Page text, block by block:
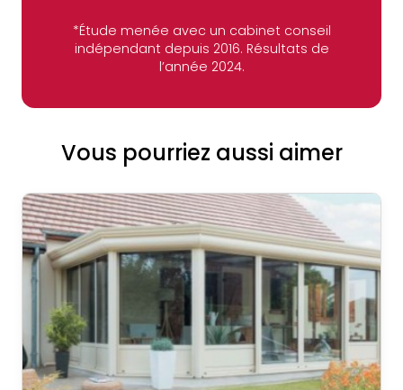
*Étude menée avec un cabinet conseil
indépendant depuis 2016. Résultats de
l’année 2024.
Vous pourriez aussi aimer